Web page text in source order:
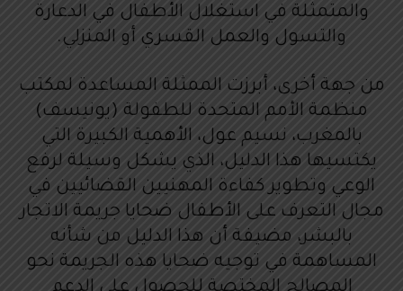
والمتمثلة في استغلال الأطفال في الدعارة
والتسول والعمل القسري أو المنزلي.
من جهة أخرى، أبرزت الممثلة المساعدة لمكتب
منظمة الأمم المتحدة للطفولة (يونيسف)
بالمغرب، نسيم عول، الأهمية الكبيرة التي
يكتسيها هذا الدليل، الذي يشكل وسيلة لرفع
الوعي وتطوير كفاءة المهنيين القضائيين في
مجال التعرف على الأطفال ضحايا جريمة الاتجار
بالبشر، مضيفة أن هذا الدليل من شأنه
المساهمة في توجيه ضحايا هذه الجريمة نحو